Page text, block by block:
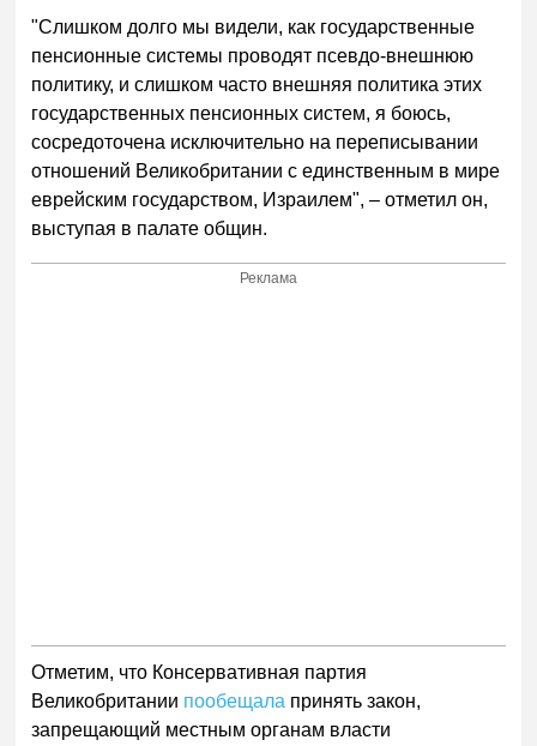
"Слишком долго мы видели, как государственные
пенсионные системы проводят псевдо-внешнюю
политику, и слишком часто внешняя политика этих
государственных пенсионных систем, я боюсь,
сосредоточена исключительно на переписывании
отношений Великобритании с единственным в мире
еврейским государством, Израилем", – отметил он,
выступая в палате общин.
Реклама
Отметим, что Консервативная партия
Великобритании пообещала принять закон,
запрещающий местным органам власти